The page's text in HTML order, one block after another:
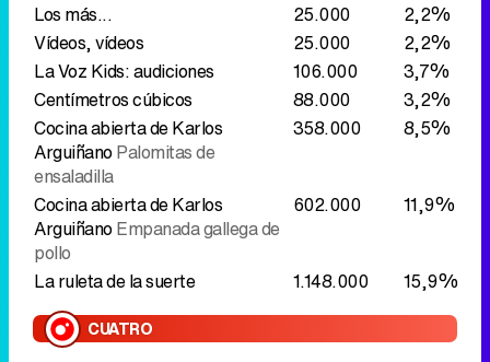
Los más... 25.000
2,2%
Vídeos, vídeos
25.000
2,2%
La Voz Kids: audiciones
106.000
3,7%
Centímetros cúbicos
88.000
3,2%
Cocina abierta de Karlos
ArguiñanoPalomitas de
ensaladilla
358.000 8,5%
Cocina abierta de Karlos
ArguiñanoEmpanada gallega de
pollo
602.000 11,9%
La ruleta de la suerte 1.148.000 15,9%
CUATRO